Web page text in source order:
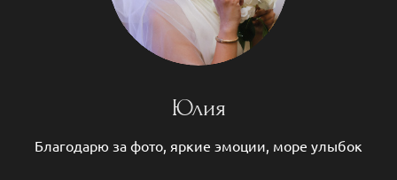
Юлия
Благодарю за фото, яркие эмоции, море улыбок